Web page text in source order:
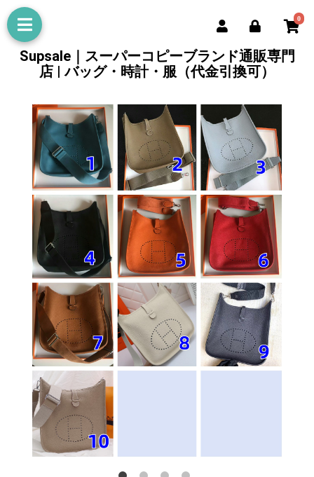
0
Supsale｜スーパーコピーブランド通販専門
店 | バッグ・時計・服（代金引換可）